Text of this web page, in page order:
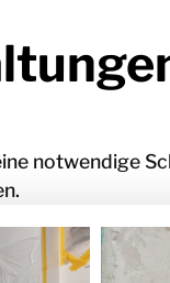
notwendige